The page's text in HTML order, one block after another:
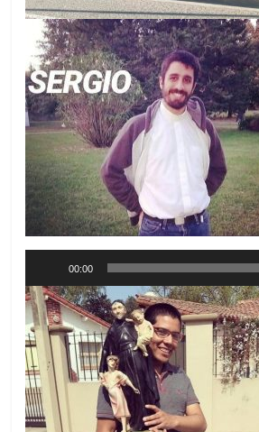
Reproductor
de
audio
00:00